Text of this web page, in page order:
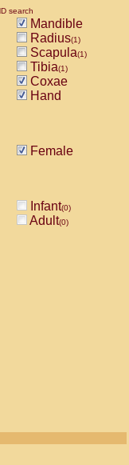
search
Mandible
Radius(1)
Scapula(1)
Tibia(1)
Coxae
Hand
Female
Infant(0)
Adult(0)